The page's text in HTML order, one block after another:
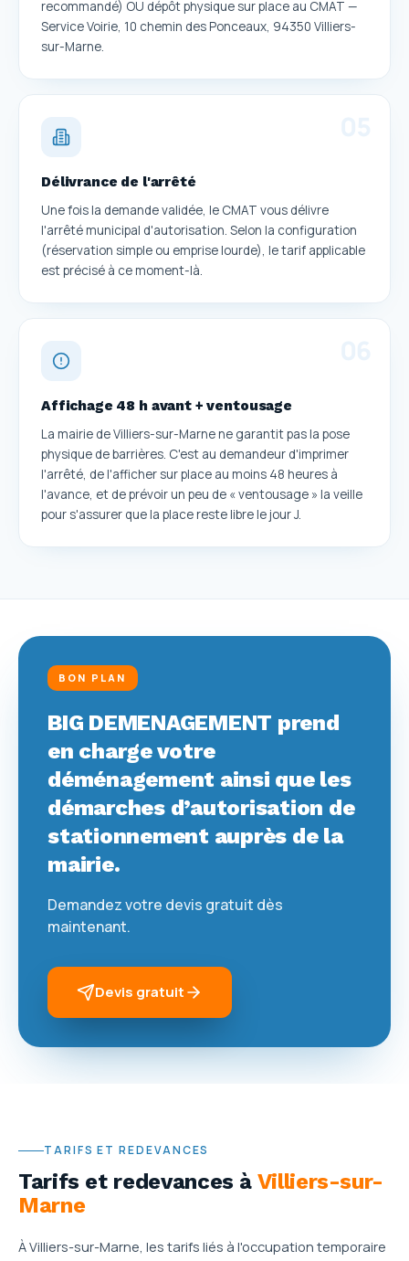
recommandé) OU dépôt physique sur place au CMAT —
Service Voirie, 10 chemin des Ponceaux, 94350 Villiers-
sur-Marne.
Délivrance de l'arrêté
Une fois la demande validée, le CMAT vous délivre
l'arrêté municipal d'autorisation. Selon la configuration
(réservation simple ou emprise lourde), le tarif applicable
est précisé à ce moment-là.
Affichage 48 h avant + ventousage
La mairie de Villiers-sur-Marne ne garantit pas la pose
physique de barrières. C'est au demandeur d'imprimer
l'arrêté, de l'afficher sur place au moins 48 heures à
l'avance, et de prévoir un peu de « ventousage » la veille
pour s'assurer que la place reste libre le jour J.
BON PLAN
BIG DEMENAGEMENT prend
en charge votre
déménagement ainsi que les
démarches d’autorisation de
stationnement auprès de la
mairie.
Demandez votre devis gratuit dès
maintenant.
Devis gratuit
TARIFS ET REDEVANCES
Tarifs et redevances à Villiers-sur-
Marne
À Villiers-sur-Marne, les tarifs liés à l'occupation temporaire